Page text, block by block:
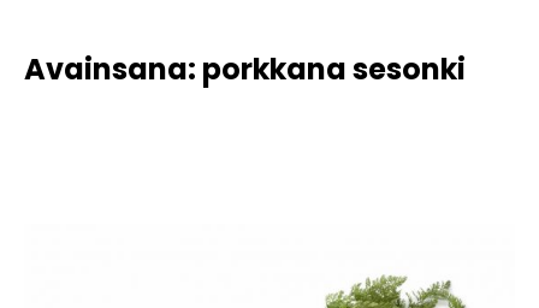
Avainsana: porkkana sesonki